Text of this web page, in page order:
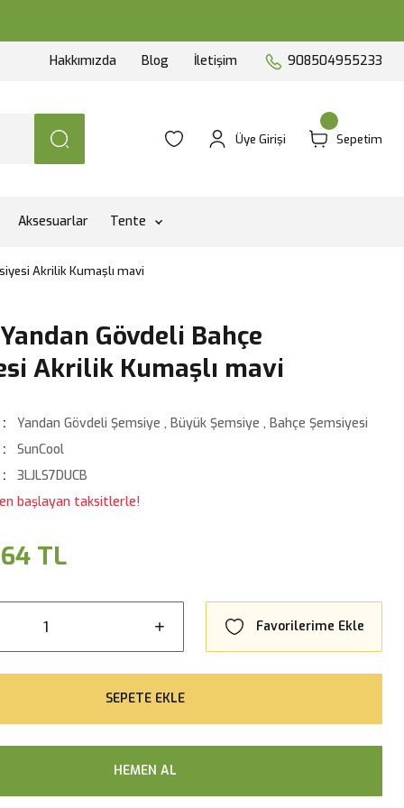
Hakkımızda Blog İletişim 908504955233
Üye Girişi Sepetim
Aksesuarlar Tente
Akrilik Kumaşlı mavi
Gövdeli Bahçe
Akrilik Kumaşlı mavi
Yandan Gövdeli Şemsiye ,Büyük Şemsiye ,Bahçe Şemsiyesi
SunCool
3LJLS7DUCB
başlayan taksitlerle!
TL
SEPETE EKLE
HEMEN AL